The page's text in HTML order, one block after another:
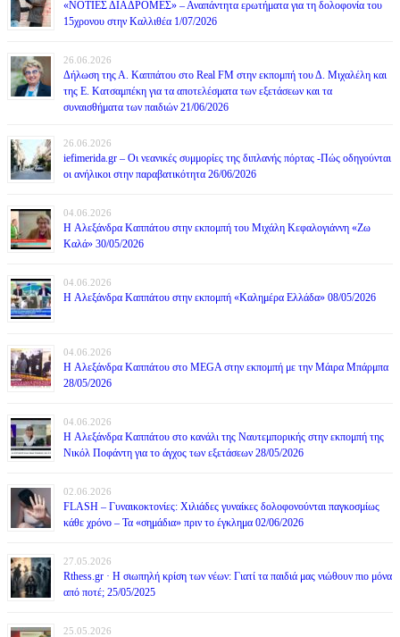
«ΝΟΤΙΕΣ ΔΙΑΔΡΟΜΕΣ» – Αναπάντητα ερωτήματα για τη δολοφονία του
15χρονου στην Καλλιθέα 1/07/2026
26.06.2026
Δήλωση της Α. Καππάτου στο Real FM στην εκπομπή του Δ. Μιχαλέλη και
της Ε. Κατσαμπέκη για τα αποτελέσματα των εξετάσεων και τα
συναισθήματα των παιδιών 21/06/2026
26.06.2026
iefimerida.gr – Οι νεανικές συμμορίες της διπλανής πόρτας -Πώς οδηγούνται
οι ανήλικοι στην παραβατικότητα 26/06/2026
04.06.2026
H Αλεξάνδρα Καππάτου στην εκπομπή του Μιχάλη Κεφαλογιάννη «Ζω
Καλά» 30/05/2026
04.06.2026
H Αλεξάνδρα Καππάτου στην εκπομπή «Καλημέρα Ελλάδα» 08/05/2026
04.06.2026
H Αλεξάνδρα Καππάτου στο MEGA στην εκπομπή με την Μάιρα Mπάρμπα
28/05/2026
04.06.2026
H Αλεξάνδρα Καππάτου στο κανάλι της Ναυτεμπορικής στην εκπομπή της
Νικόλ Ποφάντη για το άγχος των εξετάσεων 28/05/2026
02.06.2026
FLASH – Γυναικοκτονίες: Χιλιάδες γυναίκες δολοφονούνται παγκοσμίως
κάθε χρόνο – Τα «σημάδια» πριν το έγκλημα 02/06/2026
27.05.2026
Rthess.gr · Η σιωπηλή κρίση των νέων: Γιατί τα παιδιά μας νιώθουν πιο μόνα
από ποτέ; 25/05/2025
25.05.2026